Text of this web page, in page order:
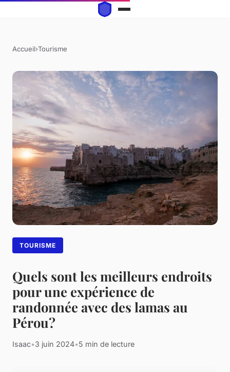
Accueil›Tourisme
TOURISME
Quels sont les meilleurs endroits
pour une expérience de
randonnée avec des lamas au
Pérou?
Isaac•3 juin 2024•5 min de lecture